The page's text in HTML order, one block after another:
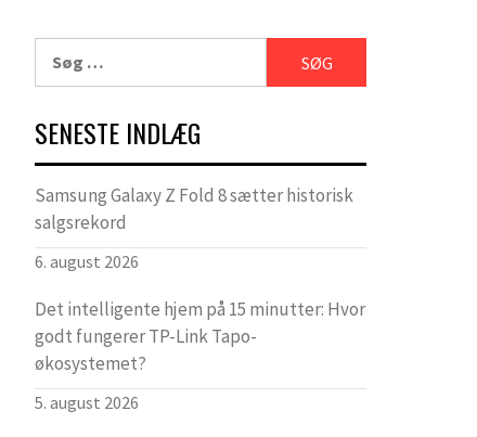
efter:
SENESTE INDLÆG
Samsung Galaxy Z Fold 8 sætter historisk
salgsrekord
6. august 2026
Det intelligente hjem på 15 minutter: Hvor
godt fungerer TP-Link Tapo-
økosystemet?
5. august 2026